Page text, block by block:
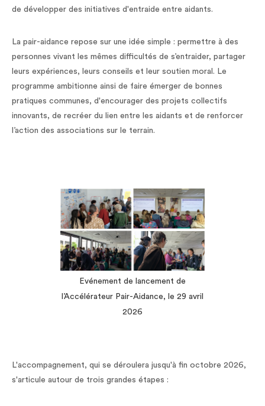
de développer des initiatives d'entraide entre aidants.
La pair-aidance repose sur une idée simple : permettre à des
personnes vivant les mêmes difficultés de s’entraider, partager
leurs expériences, leurs conseils et leur soutien moral. Le
programme ambitionne ainsi de faire émerger de bonnes
pratiques communes, d'encourager des projets collectifs
innovants, de recréer du lien entre les aidants et de renforcer
l’action des associations sur le terrain.
Evénement de lancement de
l’Accélérateur Pair-Aidance, le 29 avril
2026
L'accompagnement, qui se déroulera jusqu'à fin octobre 2026,
s'articule autour de trois grandes étapes :